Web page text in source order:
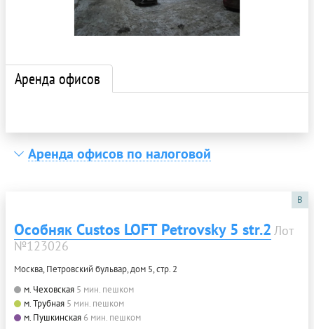
Аренда офисов
Аренда офисов по налоговой
B
Особняк Custos LOFT Petrovsky 5 str.2 Лот
№123026
Москва, Петровский бульвар, дом 5, стр. 2
м. Чеховская 5 мин. пешком
м. Трубная 5 мин. пешком
м. Пушкинская 6 мин. пешком